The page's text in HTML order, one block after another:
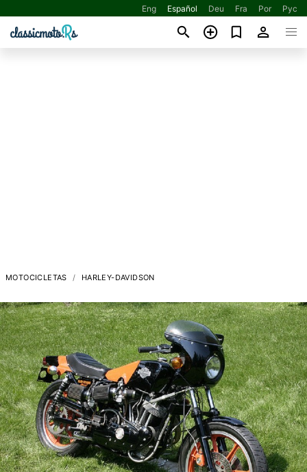
Eng Español Deu Fra Por Рус
MOTOCICLETAS HARLEY-DAVIDSON